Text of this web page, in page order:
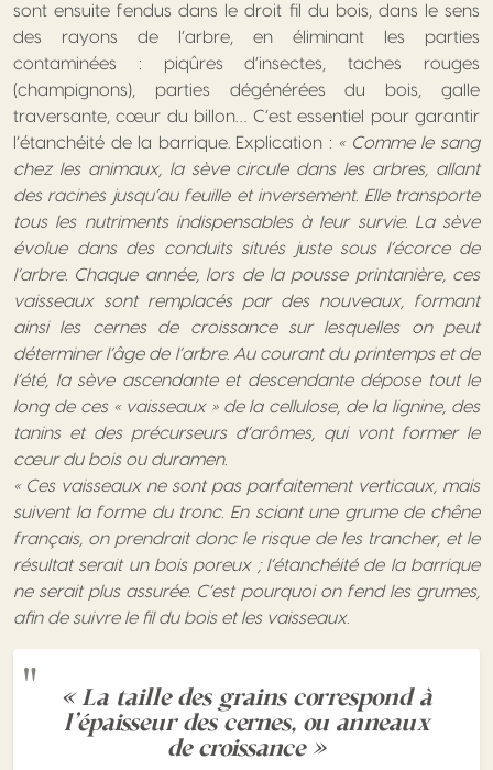
sont ensuite fendus dans le droit fil du bois, dans le sens
des rayons de l’arbre, en éliminant les parties
contaminées : piqûres d’insectes, taches rouges
(champignons), parties dégénérées du bois, galle
traversante, cœur du billon… C’est essentiel pour garantir
l’étanchéité de la barrique. Explication : « Comme le sang
chez les animaux, la sève circule dans les arbres, allant
des racines jusqu’au feuille et inversement. Elle transporte
tous les nutriments indispensables à leur survie. La sève
évolue dans des conduits situés juste sous l’écorce de
l’arbre. Chaque année, lors de la pousse printanière, ces
vaisseaux sont remplacés par des nouveaux, formant
ainsi les cernes de croissance sur lesquelles on peut
déterminer l’âge de l’arbre. Au courant du printemps et de
l’été, la sève ascendante et descendante dépose tout le
long de ces « vaisseaux » de la cellulose, de la lignine, des
tanins et des précurseurs d’arômes, qui vont former le
cœur du bois ou duramen.
« Ces vaisseaux ne sont pas parfaitement verticaux, mais
suivent la forme du tronc. En sciant une grume de chêne
français, on prendrait donc le risque de les trancher, et le
résultat serait un bois poreux ; l’étanchéité de la barrique
ne serait plus assurée. C’est pourquoi on fend les grumes,
afin de suivre le fil du bois et les vaisseaux.
« La taille des grains correspond à
l’épaisseur des cernes, ou anneaux
de croissance »